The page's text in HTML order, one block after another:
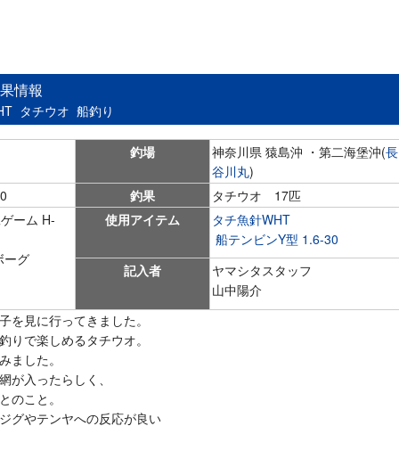
情報
タチウオ 船釣り
釣場 神奈川県 猿島沖 ・第二海堡沖(長
谷川丸)
釣果
タチウオ 17匹
ーム H-
ーグ
使用アイテム
タチ魚針WHT
船テンビンY型 1.6-30
記入者
ヤマシタスタッフ
山中陽介
を見に行ってきました。
りで楽しめるタチウオ。
ました。
が入ったらしく、
のこと。
グやテンヤへの反応が良い